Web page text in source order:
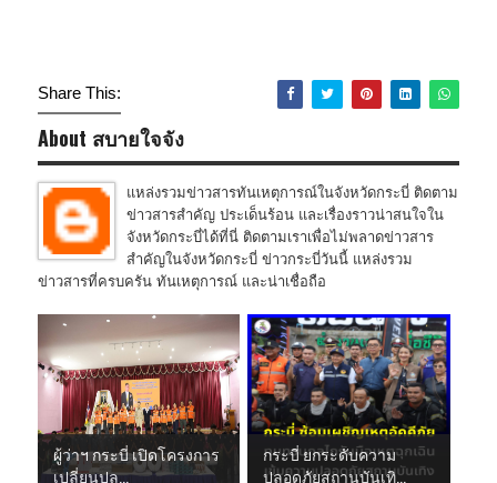
Share This:
About สบายใจจัง
แหล่งรวมข่าวสารทันเหตุการณ์ในจังหวัดกระบี่ ติดตาม
ข่าวสารสำคัญ ประเด็นร้อน และเรื่องราวน่าสนใจใน
จังหวัดกระบี่ได้ที่นี่ ติดตามเราเพื่อไม่พลาดข่าวสาร
สำคัญในจังหวัดกระบี่ ข่าวกระบี่วันนี้ แหล่งรวม
ข่าวสารที่ครบครัน ทันเหตุการณ์ และน่าเชื่อถือ
ผู้ว่าฯ กระบี่ เปิดโครงการ
เปลี่ยนปล...
กระบี่ ยกระดับความ
ปลอดภัยสถานบันเทิ...